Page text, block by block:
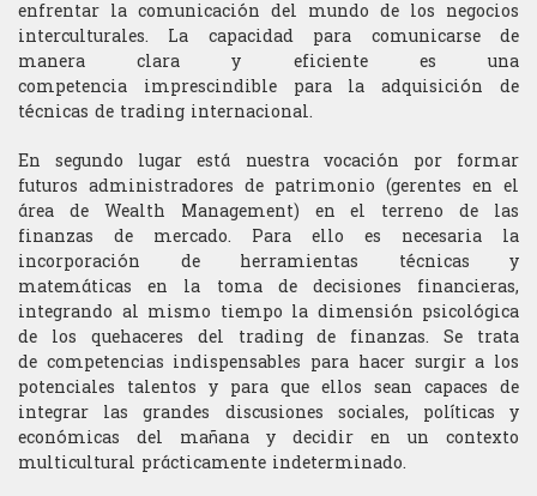
Optimizaciòn del portafolio
Trading de alta frecuencia
Inglés coloquial
Inglés financiero
Macroeconomía
Matemáticas financieras
Matemáticas generales
Microeconomìa
Programa de análisis de la actualidad para traders
Psicología
Elección de subyacentes
Estrategia de trading
Gestión de riesgos
Gestión del estrés
Gestión del portafolio
Money management
Gerente de portafolio
Quant
Trader
Trader Ejecutivo
enfrentar la comunicación del mundo de los negocios
interculturales. La capacidad para comunicarse de
manera clara y eficiente es una
competencia imprescindible para la adquisición de
técnicas de trading internacional.
En segundo lugar está nuestra vocación por formar
futuros administradores de patrimonio (gerentes en el
área de Wealth Management) en el terreno de las
finanzas de mercado. Para ello es necesaria la
incorporación de herramientas técnicas y
matemáticas en la toma de decisiones financieras,
integrando al mismo tiempo la dimensión psicológica
de los quehaceres del trading de finanzas. Se trata
de competencias indispensables para hacer surgir a los
potenciales talentos y para que ellos sean capaces de
integrar las grandes discusiones sociales, políticas y
económicas del mañana y decidir en un contexto
multicultural prácticamente indeterminado.